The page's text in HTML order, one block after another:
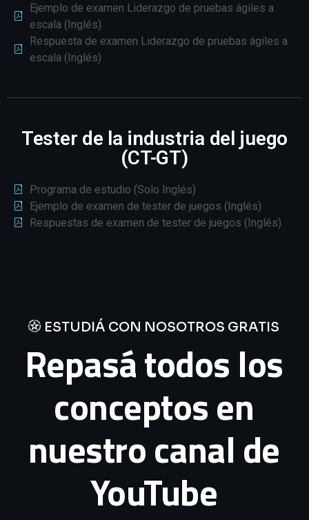
Ejemplo de examen Liderazgo de pruebas ágiles a
escala (Inglés)
Respuesta de examen Liderazgo de pruebas ágiles a
escala (Inglés)
Tester de la industria del juego
(CT-GT)
Programa de estudio (Solo Inglés)
Ejemplo de examen de tester de juegos (Inglés)
Respuestas de examen de tester de juegos (Inglés)
ESTUDIÁ CON NOSOTROS GRATIS
Repasá todos los
conceptos en
nuestro canal de
YouTube